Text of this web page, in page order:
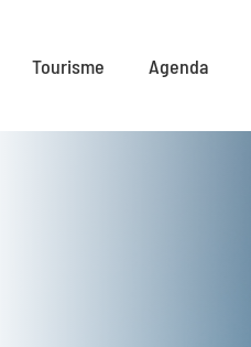
Tourisme Agenda